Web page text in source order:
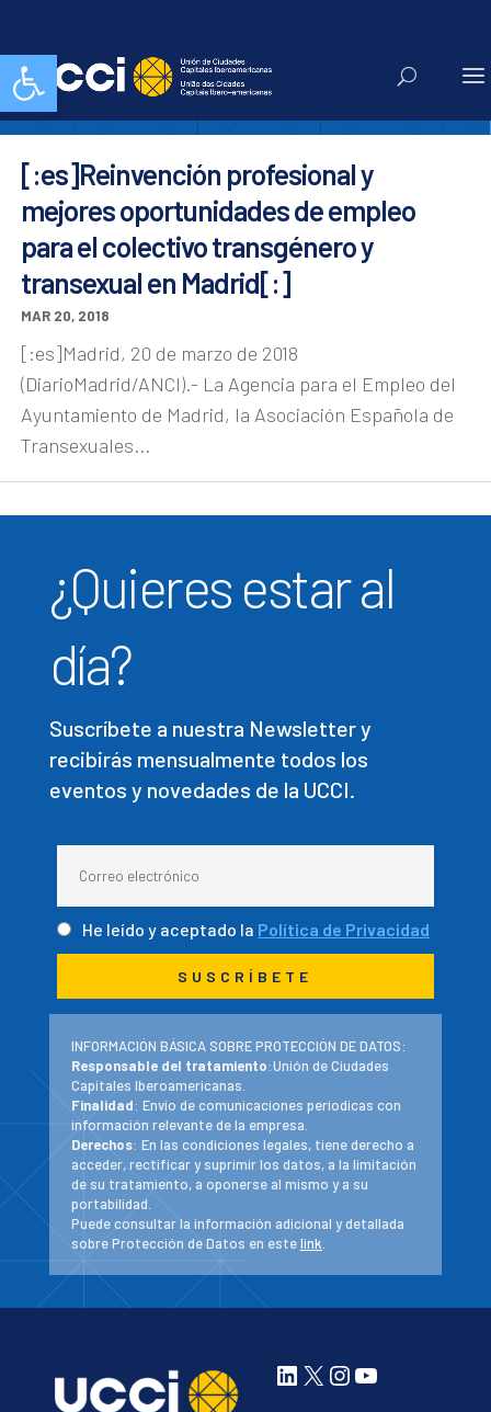
Abrir barra de herramientas
transexualia
[:es]Reinvención profesional y
mejores oportunidades de empleo
para el colectivo transgénero y
transexual en Madrid[:]
MAR 20, 2018
[:es]Madrid, 20 de marzo de 2018
(DiarioMadrid/ANCI).- La Agencia para el Empleo del
Ayuntamiento de Madrid, la Asociación Española de
Transexuales...
¿Quieres estar al
día?
Suscríbete a nuestra Newsletter y
recibirás mensualmente todos los
eventos y novedades de la UCCI.
He leído y aceptado la Política de Privacidad
INFORMACIÓN BÁSICA SOBRE PROTECCIÓN DE DATOS:
Responsable del tratamiento:Unión de Ciudades
Capitales Iberoamericanas.
Finalidad: Envío de comunicaciones periodicas con
información relevante de la empresa.
Derechos: En las condiciones legales, tiene derecho a
acceder, rectificar y suprimir los datos, a la limitación
de su tratamiento, a oponerse al mismo y a su
portabilidad.
Puede consultar la información adicional y detallada
sobre Protección de Datos en estelink
LinkedIn
X Instagram
YouTube